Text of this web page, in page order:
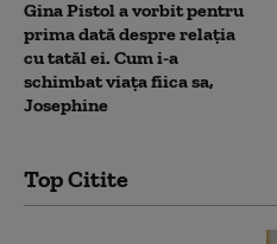
Gina Pistol a vorbit pentru
prima dată despre relația
cu tatăl ei. Cum i-a
schimbat viața fiica sa,
Josephine
Top Citite